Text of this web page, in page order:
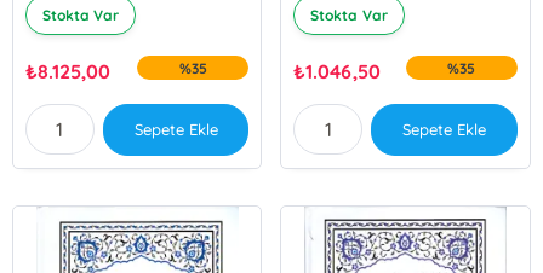
Stokta Var
₺8.125,00 %35
Sepete Ekle
Stokta Var
₺1.046,50 %35
Sepete Ekle